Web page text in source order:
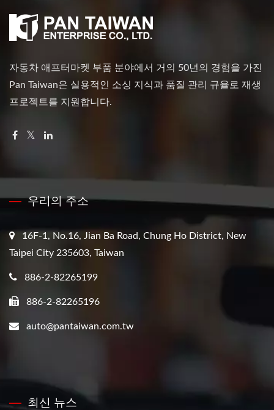
자동차 애프터마켓 부품 분야에서 거의 50년의 경험을 가진
Pan Taiwan은 실용적인 소싱 지식과 품질 관리 규율로 재생
프로젝트를 지원합니다.
우리의 주소
16F-1, No.16, Jian Ba Road, Chung Ho District, New
Taipei City 235603, Taiwan
886-2-82265199
886-2-82265196
auto@pantaiwan.com.tw
최신 뉴스